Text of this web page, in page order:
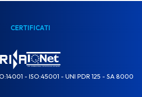
CERTIFICATI
- ISO:45001 - UNI PDR 125 - SA 8000